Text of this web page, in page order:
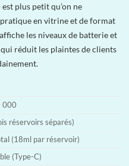
plus petit qu’on ne
en vitrine et de format
les niveaux de batterie et
réduit les plaintes de clients
000
réservoirs séparés)
(18ml par réservoir)
(Type-C)